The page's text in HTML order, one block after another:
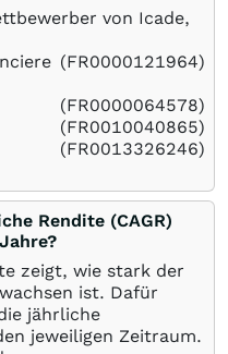
von Icade,
(FR0000121964)
(FR0000064578)
(FR0010040865)
(FR0013326246)
Rendite (CAGR)
zeigt, wie stark der
ist. Dafür
jährliche
jeweiligen Zeitraum.